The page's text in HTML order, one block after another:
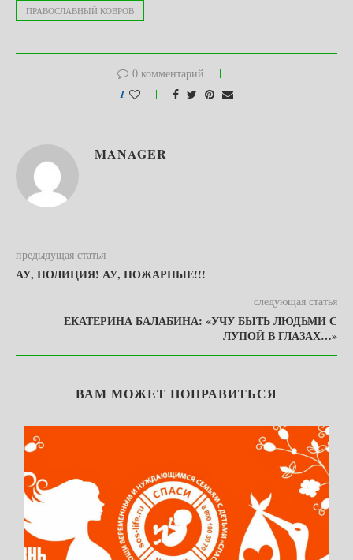
ПРАВОСЛАВНЫЙ КОВРОВ
0 комментарий
1
MANAGER
предыдущая статья
АУ, ПОЛИЦИЯ! АУ, ПОЖАРНЫЕ!!!
следующая статья
ЕКАТЕРИНА БАЛАБИНА: «УЧУ БЫТЬ ЛЮДЬМИ С
ЛУПОЙ В ГЛАЗАХ…»
ВАМ МОЖЕТ ПОНРАВИТЬСЯ